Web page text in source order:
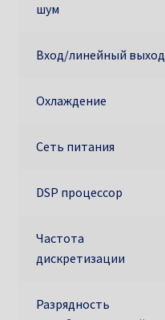
шум
Вход/линейный выход
Охлаждение
Сеть питания
DSP процессор
Частота
дискретизации
Разрядность